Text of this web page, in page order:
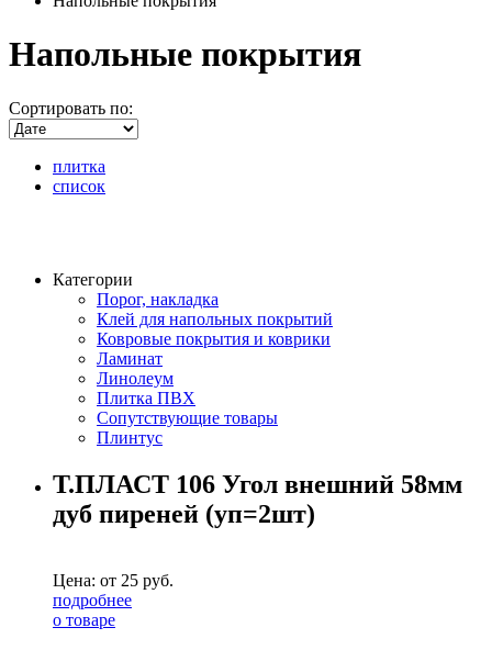
Напольные покрытия
Сортировать по:
плитка
список
Категории
Порог, накладка
Клей для напольных покрытий
Ковровые покрытия и коврики
Ламинат
Линолеум
Плитка ПВХ
Сопутствующие товары
Плинтус
Т.ПЛАСТ 106 Угол внешний 58мм
дуб пиреней (уп=2шт)
Цена: от 25 руб.
подробнее
о товаре